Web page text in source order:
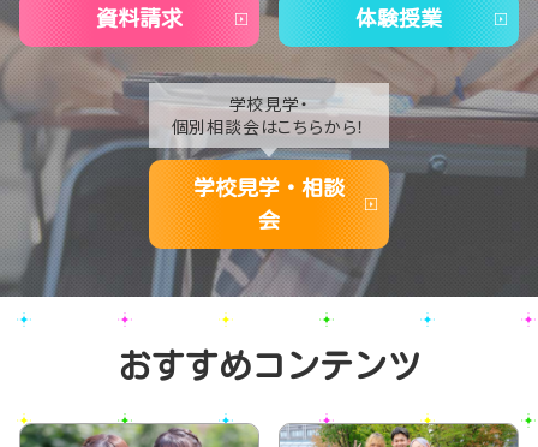
資料請求 体験授業
学校見学・
個別相談会はこちらから！
学校見学・相談
会
おすすめコンテンツ